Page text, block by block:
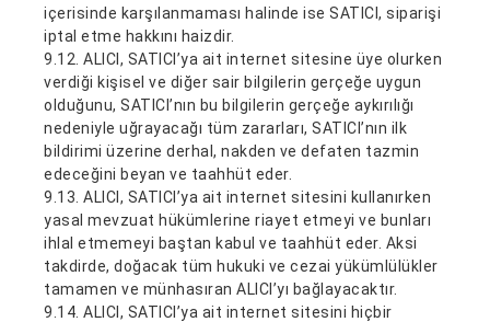
içerisinde karşılanmaması halinde ise SATICI, siparişi
iptal etme hakkını haizdir.
9.12. ALICI, SATICI’ya ait internet sitesine üye olurken
verdiği kişisel ve diğer sair bilgilerin gerçeğe uygun
olduğunu, SATICI’nın bu bilgilerin gerçeğe aykırılığı
nedeniyle uğrayacağı tüm zararları, SATICI’nın ilk
bildirimi üzerine derhal, nakden ve defaten tazmin
edeceğini beyan ve taahhüt eder.
9.13. ALICI, SATICI’ya ait internet sitesini kullanırken
yasal mevzuat hükümlerine riayet etmeyi ve bunları
ihlal etmemeyi baştan kabul ve taahhüt eder. Aksi
takdirde, doğacak tüm hukuki ve cezai yükümlülükler
tamamen ve münhasıran ALICI’yı bağlayacaktır.
9.14. ALICI, SATICI’ya ait internet sitesini hiçbir